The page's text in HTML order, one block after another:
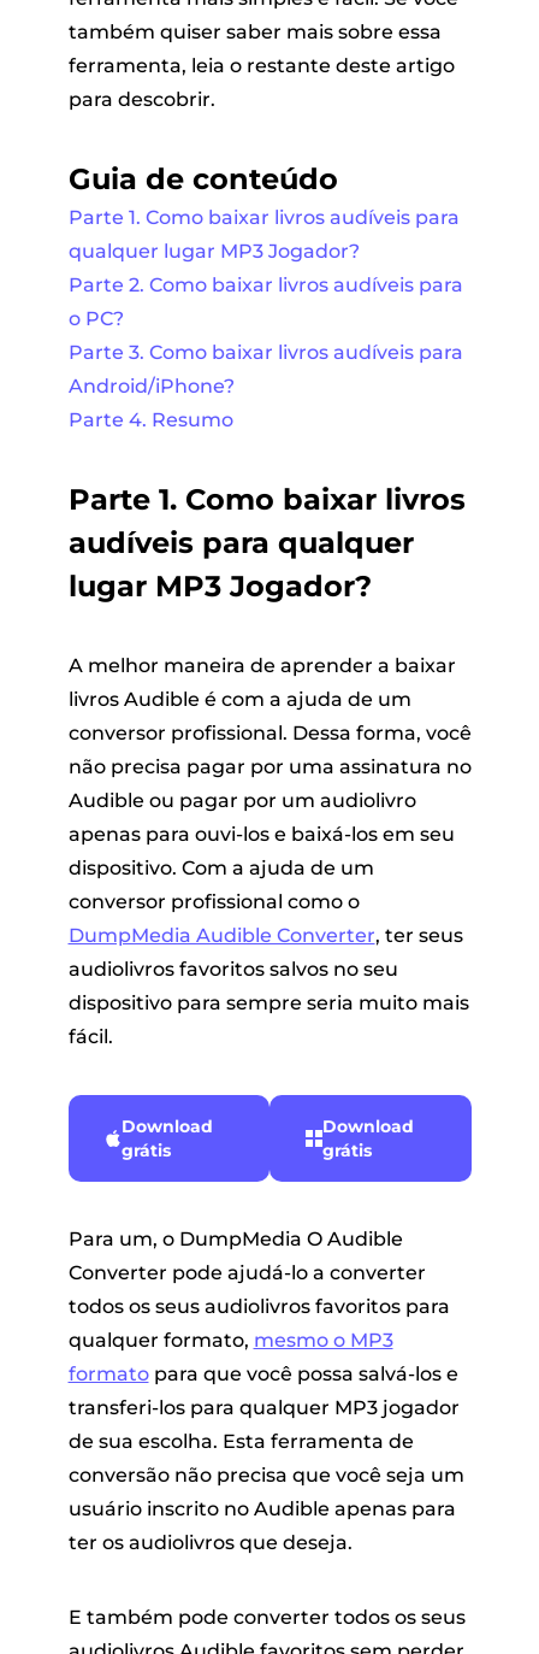
também quiser saber mais sobre essa
ferramenta, leia o restante deste artigo
para descobrir.
Guia de conteúdo
Parte 1. Como baixar livros audíveis para
qualquer lugar MP3 Jogador?
Parte 2. Como baixar livros audíveis para
o PC?
Parte 3. Como baixar livros audíveis para
Android/iPhone?
Parte 4. Resumo
Parte 1. Como baixar livros
audíveis para qualquer
lugar MP3 Jogador?
A melhor maneira de aprender a baixar
livros Audible é com a ajuda de um
conversor profissional. Dessa forma, você
não precisa pagar por uma assinatura no
Audible ou pagar por um audiolivro
apenas para ouvi-los e baixá-los em seu
dispositivo. Com a ajuda de um
conversor profissional como o
DumpMedia Audible Converter, ter seus
audiolivros favoritos salvos no seu
dispositivo para sempre seria muito mais
fácil.
Download
grátis
Download
grátis
Para um, o DumpMedia O Audible
Converter pode ajudá-lo a converter
todos os seus audiolivros favoritos para
qualquer formato, mesmo o MP3
formatopara que você possa salvá-los e
transferi-los para qualquer MP3 jogador
de sua escolha. Esta ferramenta de
conversão não precisa que você seja um
usuário inscrito no Audible apenas para
ter os audiolivros que deseja.
E também pode converter todos os seus